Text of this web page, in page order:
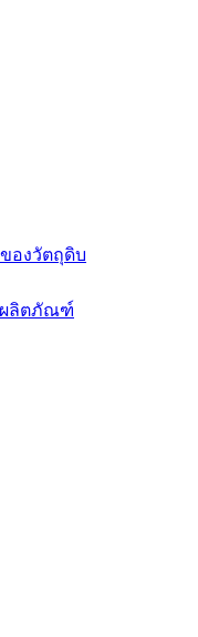
องวัตถุดิบ
ผลิตภัณฑ์